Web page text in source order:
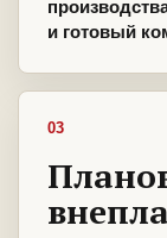
и готовый
03